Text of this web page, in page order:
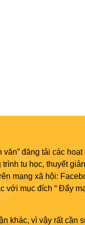
đăng tải các hoạt
tu học, thuyết
mạng xã hội:
với mục đích “ Đẩy
khác, vì vậy rất cần